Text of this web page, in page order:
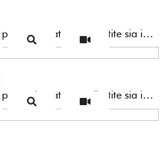
Serie di canne per la pesca da natante, allestite sia in versione spinning che casting. Adatte alle ...
Serie di canne per la pesca da natante, allestite sia in versione spinning che casting. Adatte alle ...